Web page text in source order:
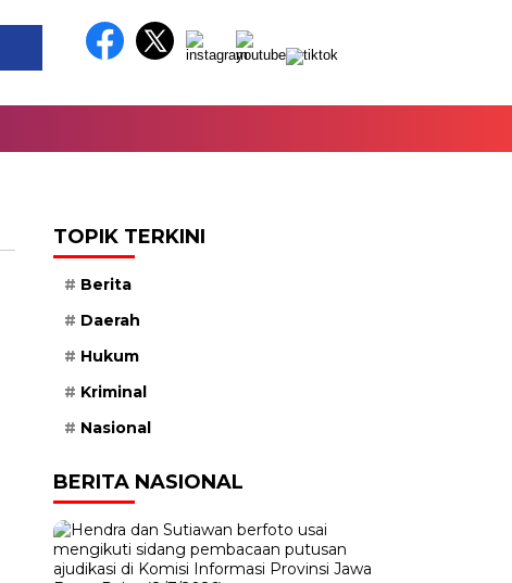
TOPIK TERKINI
Berita
Daerah
Hukum
Kriminal
Nasional
BERITA NASIONAL